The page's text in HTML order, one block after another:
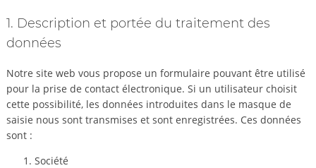
1. Description et portée du traitement des
données
Notre site web vous propose un formulaire pouvant être utilisé
pour la prise de contact électronique. Si un utilisateur choisit
cette possibilité, les données introduites dans le masque de
saisie nous sont transmises et sont enregistrées. Ces données
sont :
Société